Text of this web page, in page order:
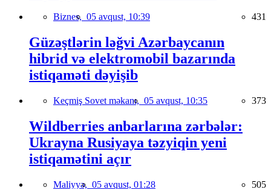
Biznes, 05 avqust, 10:39 431
Güzəştlərin ləğvi Azərbaycanın
hibrid və elektromobil bazarında
istiqaməti dəyişib
Keçmiş Sovet məkanı, 05 avqust, 10:35 373
Wildberries anbarlarına zərbələr:
Ukrayna Rusiyaya təzyiqin yeni
istiqamətini açır
Maliyyə, 05 avqust, 01:28 505